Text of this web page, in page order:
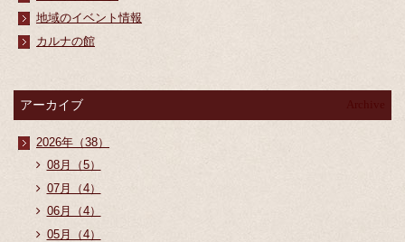
地域のイベント情報
カルナの館
アーカイブ
2026年（38）
08月（5）
07月（4）
06月（4）
05月（4）